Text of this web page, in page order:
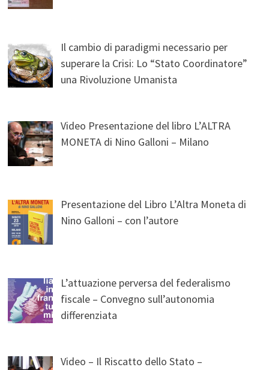
Il cambio di paradigmi necessario per
superare la Crisi: Lo “Stato Coordinatore”
una Rivoluzione Umanista
Video Presentazione del libro L’ALTRA
MONETA di Nino Galloni – Milano
Presentazione del Libro L’Altra Moneta di
Nino Galloni – con l’autore
L’attuazione perversa del federalismo
fiscale – Convegno sull’autonomia
differenziata
Video – Il Riscatto dello Stato –